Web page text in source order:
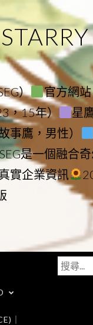
）
官方網
，15年）
星
事鷹，男性）
是一個融合
實企業資訊
｜
搜
尋